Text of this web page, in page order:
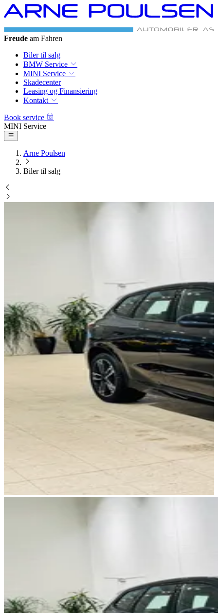
Freude am Fahren
Biler til salg
BMW Service
MINI Service
Skadecenter
Leasing og Finansiering
Kontakt
Book service
MINI Service
Arne Poulsen
Biler til salg